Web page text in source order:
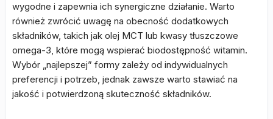
wygodne i zapewnia ich synergiczne działanie. Warto
również zwrócić uwagę na obecność dodatkowych
składników, takich jak olej MCT lub kwasy tłuszczowe
omega-3, które mogą wspierać biodostępność witamin.
Wybór „najlepszej” formy zależy od indywidualnych
preferencji i potrzeb, jednak zawsze warto stawiać na
jakość i potwierdzoną skuteczność składników.